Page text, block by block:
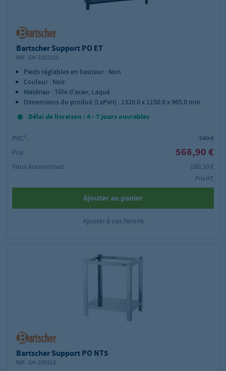
Bartscher Support PO ET
Réf.: GH-2002165
Pieds réglables en hauteur : Non
Couleur : Noir
Matériau : Tôle d'acier, Laqué
Dimensions du produit (LxPxH) : 1320.0 x 1150.0 x 965.0 mm
Délai de livraison : 4 - 7 jours ouvrables
PVC²:
749 €
Prix:
568,90 €
Vous économisez: 180,10 €
Prix HT,
Ajouter au panier
Ajouter à vos favoris
Bartscher Support PO NT5
Réf.: GH-200316